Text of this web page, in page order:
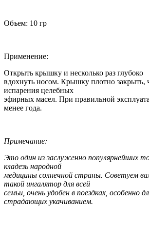
Объем: 10 гр
Применение:
Открыть крышку и несколько раз глубоко
вдохнуть носом. Крышку плотно закрыть,
испарения целебных
эфирных масел. При правильной
менее года.
Примечание:
Это один из заслуженно популярнейших
кладезь народной
медицины солнечной страны. Советуем
такой ингалятор для всей
семьи, очень удобен в поездках, особенно
страдающих укачиванием.